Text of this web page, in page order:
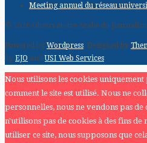
Meeting annuel du réseau
© 2026 Observatoire Arabe du
Powered by Wordpress. Designed by
by EJO andUSI Web Services
Nous utilisons les cookies
comment le site est utilisé. Nous ne
personnelles, nous ne vendons pas de
n'utilisons pas de cookies à des fins
utiliser ce site, nous supposons que